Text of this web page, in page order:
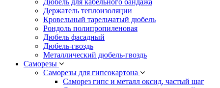
Дюбель для кабельного бандажа
Держатель теплоизоляции
Кровельный тарельчатый дюбель
Рондоль полипропиленовая
Дюбель фасадный
Дюбель-гвоздь
Металлический дюбель-гвоздь
Саморезы
Саморезы для гипсокартона
Саморез гипс и металл оксид, частый шаг